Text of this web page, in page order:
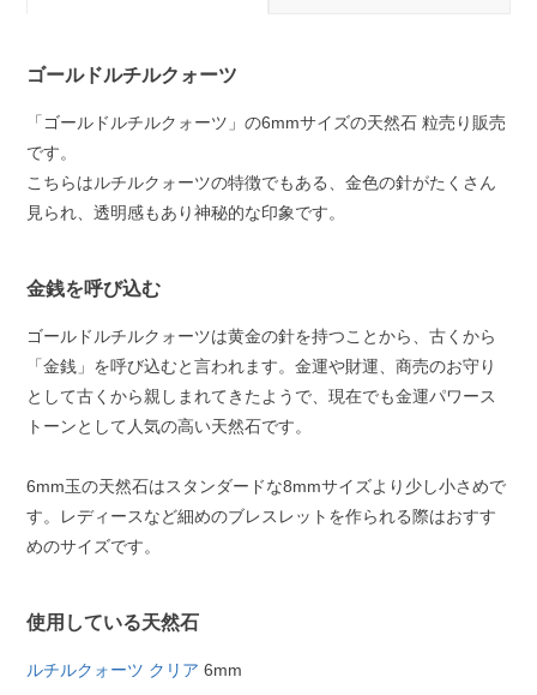
ゴールドルチルクォーツ
「ゴールドルチルクォーツ」の6mmサイズの天然石 粒売り販売
です。
こちらはルチルクォーツの特徴でもある、金色の針がたくさん
見られ、透明感もあり神秘的な印象です。
金銭を呼び込む
ゴールドルチルクォーツは黄金の針を持つことから、古くから
「金銭」を呼び込むと言われます。金運や財運、商売のお守り
として古くから親しまれてきたようで、現在でも金運パワース
トーンとして人気の高い天然石です。
6mm玉の天然石はスタンダードな8mmサイズより少し小さめで
す。レディースなど細めのブレスレットを作られる際はおすす
めのサイズです。
使用している天然石
ルチルクォーツ クリア 6mm